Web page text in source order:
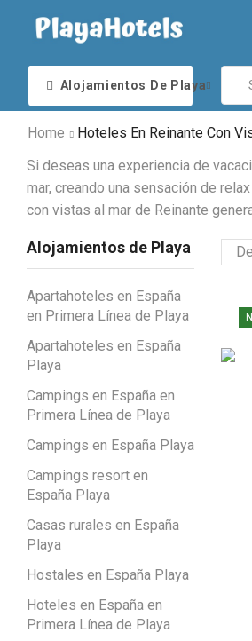
Alojamientos De Playa
Home
Hoteles En Reinante Con
Si deseas una experiencia de
mar, creando una sensación de
con vistas al mar de Reinante
Alojamientos de Playa
Apartahoteles en España
en Primera Línea de Playa
Apartahoteles en España
Playa
Campings en España en
Primera Línea de Playa
Campings en España Playa
Campings resort en
España Playa
Casas rurales en España
Playa
Hostales en España Playa
Hoteles en España en
Primera Línea de Playa